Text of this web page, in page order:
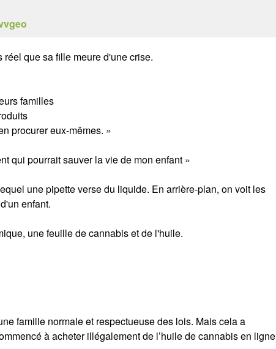
que sa fille meure d'une crise.
familles
procurer eux-mêmes. »
qui pourrait sauver la vie de mon enfant »
une pipette verse du liquide. En arrière-plan, on voit les
enfant.
une feuille de cannabis et de l'huile.
famille normale et respectueuse des lois. Mais cela a
à acheter illégalement de l’huile de cannabis en ligne